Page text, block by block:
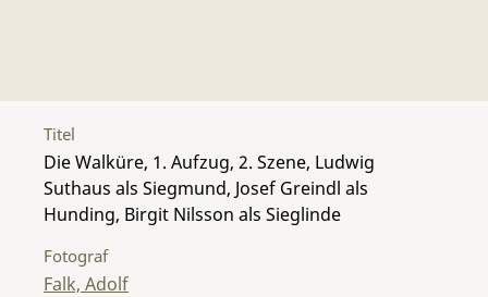
Titel
Die Walküre, 1. Aufzug, 2. Szene, Ludwig
Suthaus als Siegmund, Josef Greindl als
Hunding, Birgit Nilsson als Sieglinde
Fotograf
Falk, Adolf